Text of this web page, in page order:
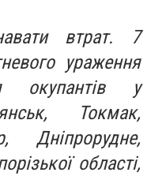
втрат. 7
ураження
окупантів у
Токмак,
Дніпрорудне,
області,